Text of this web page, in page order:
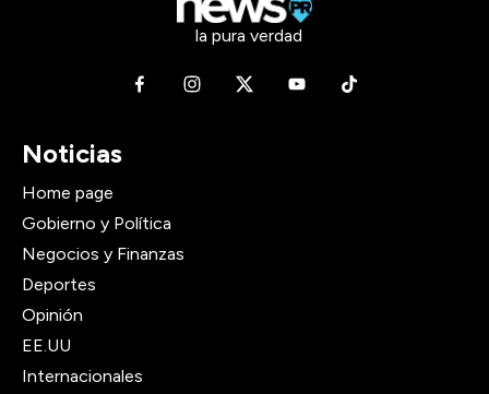
la pura verdad
Noticias
Home page
Gobierno y Política
Negocios y Finanzas
Deportes
Opinión
EE.UU
Internacionales